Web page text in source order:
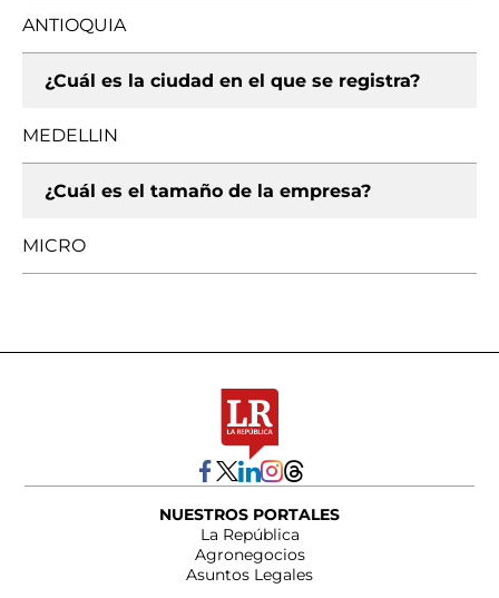
ANTIOQUIA
¿Cuál es la ciudad en el que se registra?
MEDELLIN
¿Cuál es el tamaño de la empresa?
MICRO
NUESTROS PORTALES
La República
Agronegocios
Asuntos Legales